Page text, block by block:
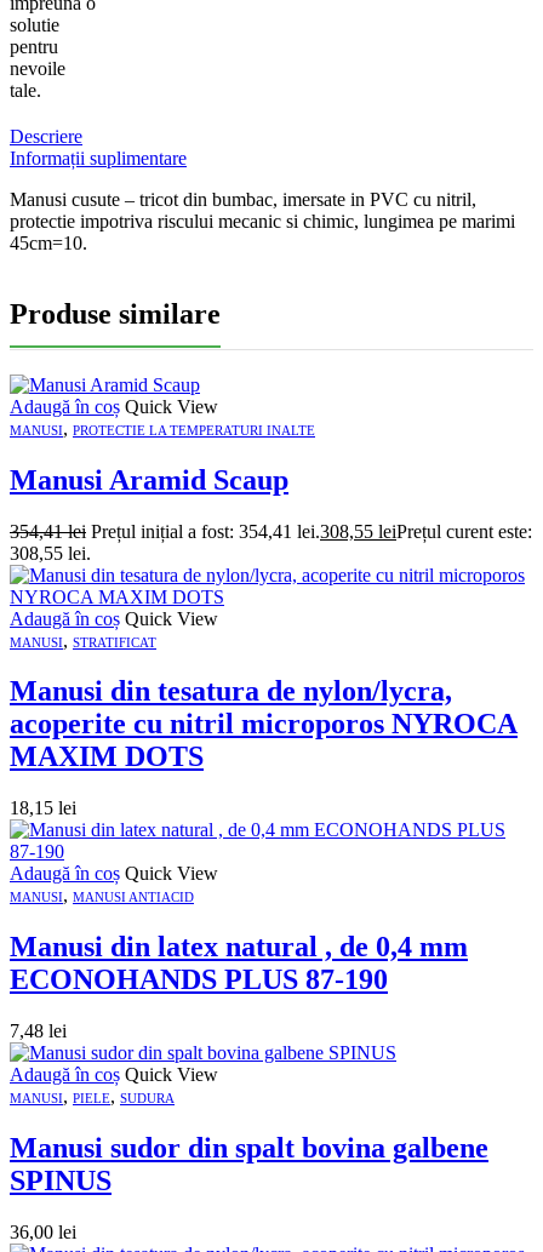
solutie
pentru
nevoile
tale.
Descriere
Informații suplimentare
Manusi cusute – tricot din bumbac, imersate in PVC cu nitril,
protectie impotriva riscului mecanic si chimic, lungimea pe marimi
45cm=10.
Produse similare
Adaugă în coș Quick View
MANUSI, PROTECTIE LA TEMPERATURI INALTE
Manusi Aramid Scaup
354,41lei Prețul inițial a fost: 354,41 lei.308,55 leiPrețul curent este:
308,55 lei.
Adaugă în coș Quick View
MANUSI, STRATIFICAT
Manusi din tesatura de nylon/lycra,
acoperite cu nitril microporos NYROCA
MAXIM DOTS
18,15 lei
Adaugă în coș Quick View
MANUSI, MANUSI ANTIACID
Manusi din latex natural , de 0,4 mm
ECONOHANDS PLUS 87-190
7,48 lei
Adaugă în coș Quick View
MANUSI, PIELE, SUDURA
Manusi sudor din spalt bovina galbene
SPINUS
36,00 lei